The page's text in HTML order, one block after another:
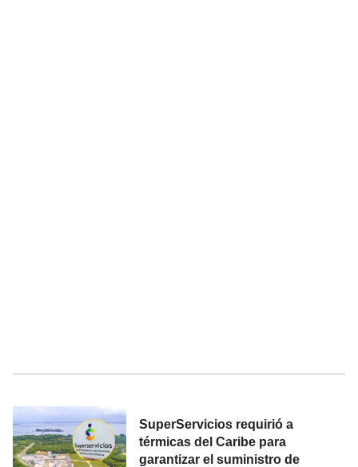
SuperServicios requirió a
térmicas del Caribe para
garantizar el suministro de